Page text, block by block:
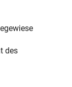
des